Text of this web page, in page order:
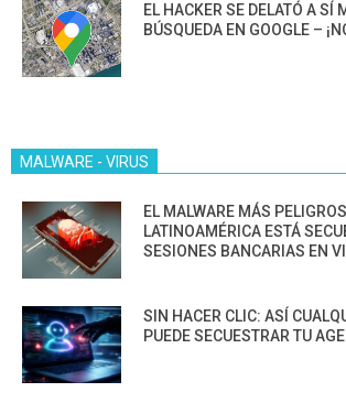
EL HACKER SE DELATÓ A SÍ
BÚSQUEDA EN GOOGLE –
MALWARE - VIRUS
EL MALWARE MÁS
LATINOAMÉRICA ESTÁ
SESIONES BANCARIAS EN
SIN HACER CLIC: ASÍ
PUEDE SECUESTRAR TU